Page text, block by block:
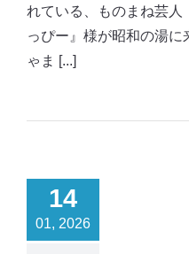
れている、ものまね芸人
っぴー』様が昭和の湯に
ゃま [...]
14
01, 2026